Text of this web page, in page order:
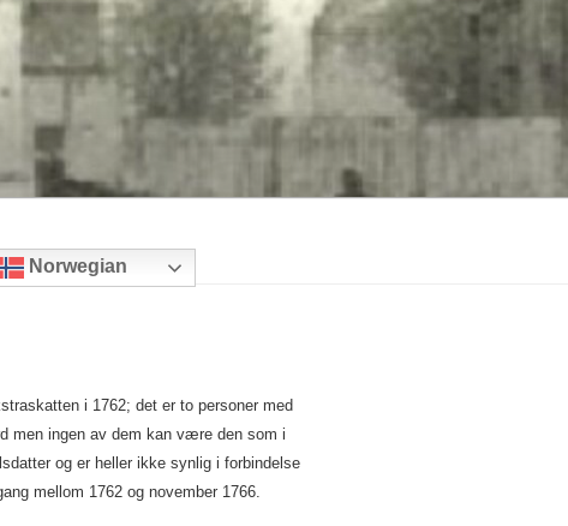
Norwegian
i 1762; det er to personer med
men ingen av dem kan være den som i
og er heller ikke synlig i forbindelse
mellom 1762 og november 1766.